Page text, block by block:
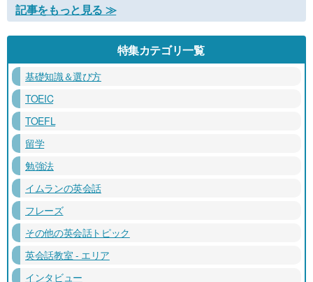
記事をもっと見る ≫
特集カテゴリ一覧
基礎知識＆選び方
TOEIC
TOEFL
留学
勉強法
イムランの英会話
フレーズ
その他の英会話トピック
英会話教室 - エリア
インタビュー